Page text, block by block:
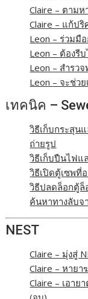
Claire – ตาม
Claire – แก้ป
Leon – ร่วมมื
Leon – ต้องรี
Leon – สำรว
Leon – จะช่ว
เทคนิค –
วิธีเก็บกระสุน
ถ่ายรูป
วิธีเก็บปืนไฟแ
วิธีเปิดตู้เซพที่
วิธีปลดล็อกตู้ล็
ค้นหาทางลับจ
NEST
Claire – มุ่งสู่
Claire – หายา
Claire – เอา